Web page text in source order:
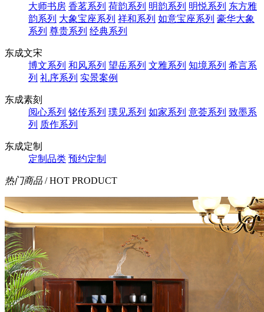
大师书房 香茗系列 荷韵系列 明韵系列 明悦系列 东方雅
韵系列 大象宝座系列 祥和系列 如意宝座系列 豪华大象
系列 尊贵系列 经典系列
东成文宋
博文系列 和风系列 望岳系列 文雅系列 知境系列 希言系
列 礼序系列 实景案例
东成素刻
阅心系列 铭传系列 璞见系列 如家系列 意荟系列 致墨系
列 质作系列
东成定制
定制品类 预约定制
热门商品 / HOT PRODUCT